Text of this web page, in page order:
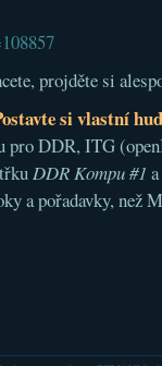
projděte si
si vlastní
pro DDR, ITG
DDR Kompu #1 a
a pořadavky, než